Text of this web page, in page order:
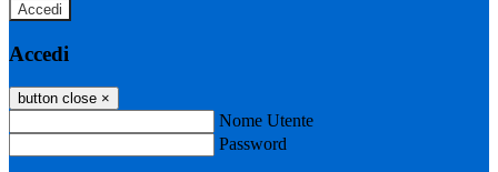
Accedi
Accedi
button close ×
Nome Utente
Password